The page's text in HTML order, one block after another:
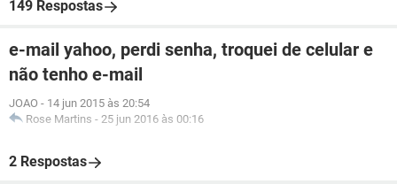
149 Respostas
e-mail yahoo, perdi senha, troquei de celular e
não tenho e-mail
JOAO - 14 jun 2015 às 20:54
Rose Martins - 25 jun 2016 às 00:16
2 Respostas